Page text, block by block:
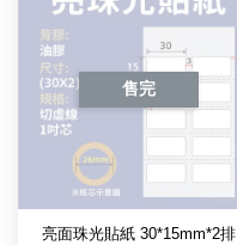
售完
亮面珠光貼紙 30*15mm*2排